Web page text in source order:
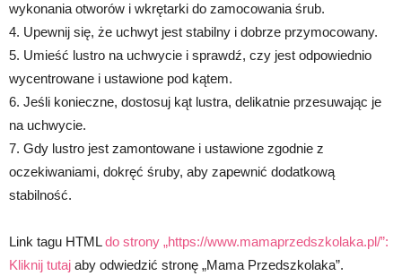
wykonania otworów i wkrętarki do zamocowania śrub.
4. Upewnij się, że uchwyt jest stabilny i dobrze przymocowany.
5. Umieść lustro na uchwycie i sprawdź, czy jest odpowiednio
wycentrowane i ustawione pod kątem.
6. Jeśli konieczne, dostosuj kąt lustra, delikatnie przesuwając je
na uchwycie.
7. Gdy lustro jest zamontowane i ustawione zgodnie z
oczekiwaniami, dokręć śruby, aby zapewnić dodatkową
stabilność.
Link tagu HTMLdo strony „https://www.mamaprzedszkolaka.pl/”:
Kliknij tutaj aby odwiedzić stronę „Mama Przedszkolaka”.